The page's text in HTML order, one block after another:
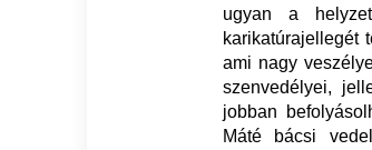
ugyan a
karikatúrajellegét
ami nagy
szenvedélyei,
jobban
Máté bácsi